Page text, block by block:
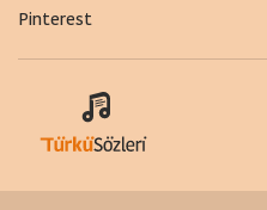
Pinterest